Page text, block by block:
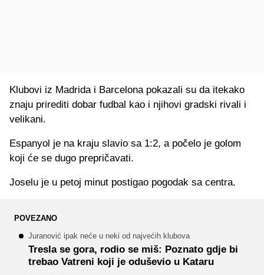
Klubovi iz Madrida i Barcelona pokazali su da itekako
znaju prirediti dobar fudbal kao i njihovi gradski rivali i
velikani.
Espanyol je na kraju slavio sa 1:2, a počelo je golom
koji će se dugo prepričavati.
Joselu je u petoj minut postigao pogodak sa centra.
POVEZANO
Juranović ipak neće u neki od najvećih klubova
Tresla se gora, rodio se miš: Poznato gdje bi
trebao Vatreni koji je oduševio u Kataru